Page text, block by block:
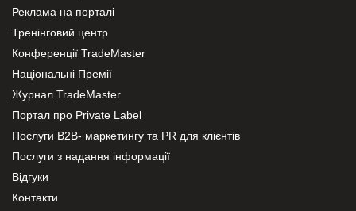
Реклама на порталі
Тренінговий центр
Конференції TradeMaster
Національні Премії
Журнал TradeMaster
Портал про Private Label
Послуги В2В- маркетингу та PR для клієнтів
Послуги з надання інформації
Відгуки
Контакти